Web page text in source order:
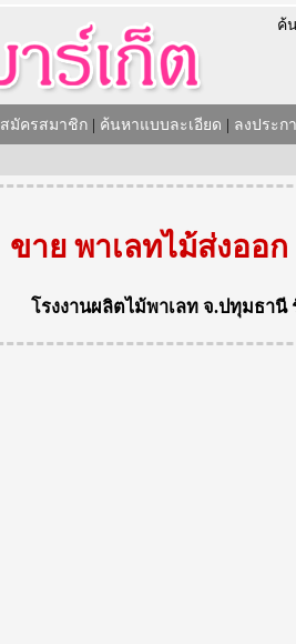
ค้
สมัครสมาชิก ค้นหาแบบละเอียด ลงประก
ขาย พาเลทไม้ส่งออ
โรงงานผลิตไม้พาเลท จ.ปทุมธานี